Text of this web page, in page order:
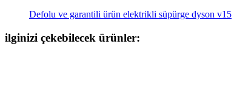
Defolu ve garantili ürün elektrikli süpürge dyson v15
ilginizi çekebilecek ürünler: